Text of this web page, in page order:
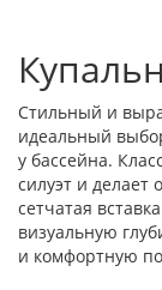
Стильный и
идеальный
у бассейна.
силуэт и делает
сетчатая
визуальную
и комфортную